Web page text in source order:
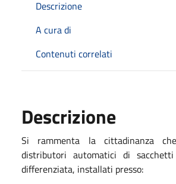
Descrizione
A cura di
Contenuti correlati
Descrizione
Si rammenta la cittadinanza
distributori automatici di
differenziata, installati presso: